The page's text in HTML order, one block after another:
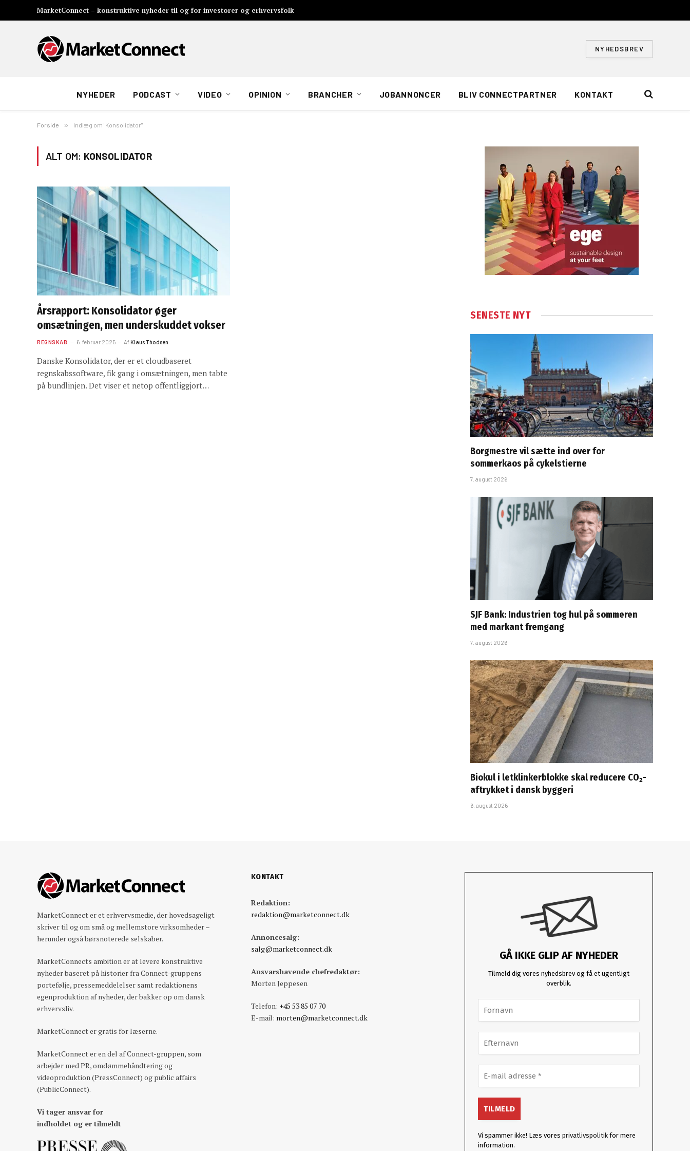
MarketConnect – konstruktive nyheder til og for investorer og erhvervsfolk
NYHEDSBREV
NYHEDER PODCAST VIDEO OPINION BRANCHER JOBANNONCER BLIV CONNECTPARTNER KONTAKT
Forside » Indlæg om "Konsolidator"
ALT OM: KONSOLIDATOR
Årsrapport: Konsolidator øger
omsætningen, men underskuddet vokser
REGNSKAB 6. februar 2025 AfKlaus Thodsen
Danske Konsolidator, der er et cloudbaseret
regnskabssoftware, fik gang i omsætningen, men tabte
på bundlinjen. Det viser et netop offentliggjort…
SENESTE NYT
Borgmestre vil sætte ind over for
sommerkaos på cykelstierne
7. august 2026
SJF Bank: Industrien tog hul på sommeren
med markant fremgang
7. august 2026
Biokul i letklinkerblokke skal reducere CO₂-
aftrykket i dansk byggeri
6. august 2026
MarketConnect er et erhvervsmedie, der hovedsageligt
skriver til og om små og mellemstore virksomheder –
herunder også børsnoterede selskaber.
MarketConnects ambition er at levere konstruktive
nyheder baseret på historier fra Connect-gruppens
portefølje, pressemeddelelser samt redaktionens
egenproduktion af nyheder, der bakker op om dansk
erhvervsliv.
MarketConnect er gratis for læserne.
MarketConnect er en del af Connect-gruppen, som
arbejder med PR, omdømmehåndtering og
videoproduktion (PressConnect) og public affairs
(PublicConnect).
Vi tager ansvar for
indholdet og er tilmeldt
KONTAKT
Redaktion:
redaktion@marketconnect.dk
Annoncesalg:
salg@marketconnect.dk
Ansvarshavende chefredaktør:
Morten Jeppesen
Telefon: +45 53 85 07 70
E-mail: morten@marketconnect.dk
GÅ IKKE GLIP AF NYHEDER
Tilmeld dig vores nyhedsbrev og få et ugentligt
overblik.
Vi spammer ikke! Læs voresprivatlivspolitik for mere
information.